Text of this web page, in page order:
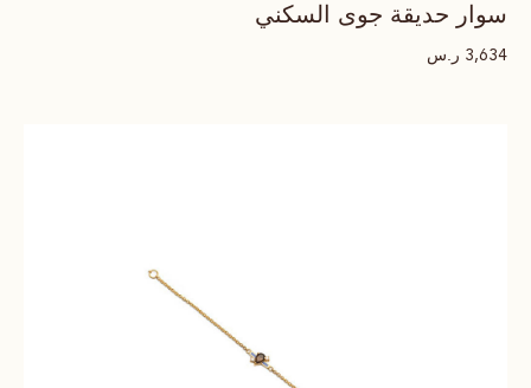
سوار حديقة جوى السكني
3,634 ر.س